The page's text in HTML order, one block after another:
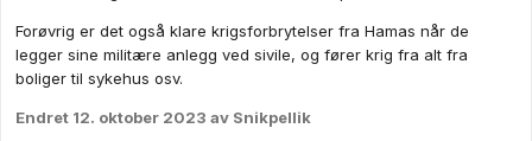
Forøvrig er det også klare krigsforbrytelser fra Hamas når de
legger sine militære anlegg ved sivile, og fører krig fra alt fra
boliger til sykehus osv.
Endret 12. oktober 2023 av Snikpellik